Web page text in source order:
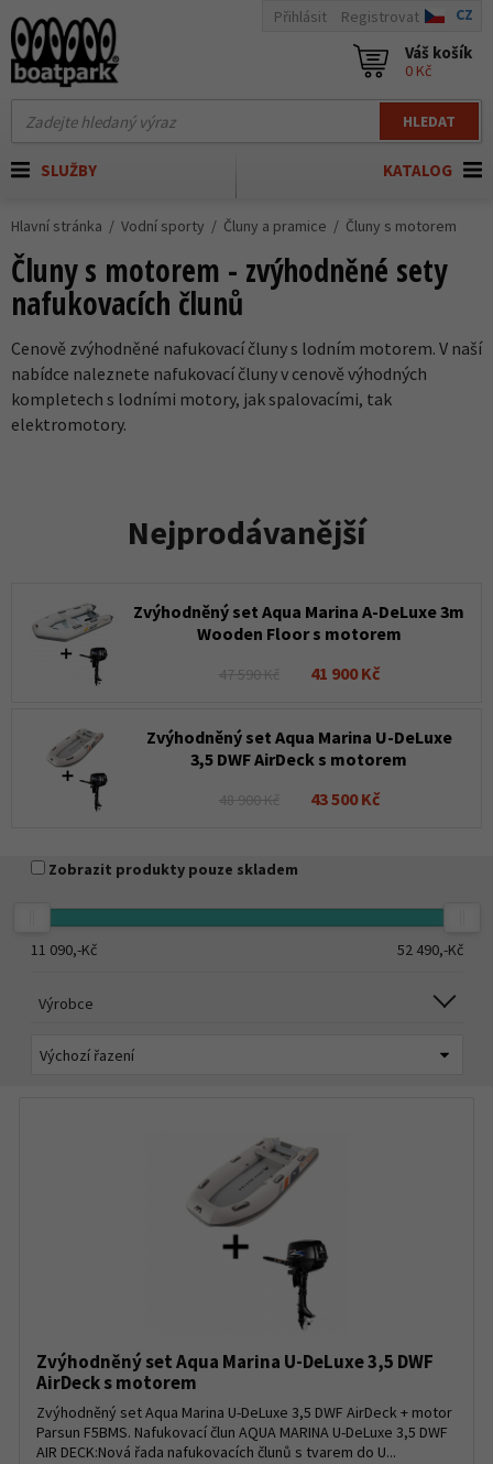
HLEDAT
Přihlásit Registrovat CZ
Váš košík
0 Kč
KATALOG
SLUŽBY
Hlavní stránka Vodní sporty Čluny a pramice Čluny s motorem
Čluny s motorem - zvýhodněné sety
nafukovacích člunů
Cenově zvýhodněné nafukovací čluny s lodním motorem. V naší
nabídce naleznete nafukovací čluny v cenově výhodných
kompletech s lodními motory, jak spalovacími, tak
elektromotory.
Nejprodávanější
Zvýhodněný set Aqua Marina A-DeLuxe 3m
Wooden Floor s motorem
47 590 Kč 41 900 Kč
Zvýhodněný set Aqua Marina U-DeLuxe
3,5 DWF AirDeck s motorem
48 900 Kč 43 500 Kč
Zobrazit produkty pouze skladem
11 090,-Kč 52 490,-Kč
Výrobce
Zvýhodněný set Aqua Marina U-DeLuxe 3,5 DWF
AirDeck s motorem
Zvýhodněný set Aqua Marina U-DeLuxe 3,5 DWF AirDeck + motor
Parsun F5BMS. Nafukovací člun AQUA MARINA U-DeLuxe 3,5 DWF
AIR DECK:Nová řada nafukovacích člunů s tvarem do U...